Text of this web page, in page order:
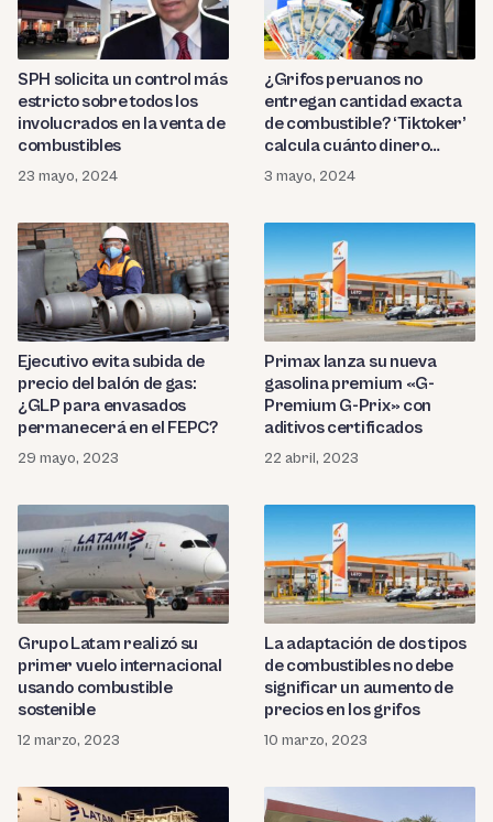
SPH solicita un control más
estricto sobre todos los
involucrados en la venta de
combustibles
23 mayo, 2024
¿Grifos peruanos no
entregan cantidad exacta
de combustible? ‘Tiktoker’
calcula cuánto dinero
estarías perdiendo
3 mayo, 2024
Ejecutivo evita subida de
precio del balón de gas:
¿GLP para envasados
permanecerá en el FEPC?
29 mayo, 2023
Primax lanza su nueva
gasolina premium «G-
Premium G-Prix» con
aditivos certificados
22 abril, 2023
Grupo Latam realizó su
primer vuelo internacional
usando combustible
sostenible
12 marzo, 2023
La adaptación de dos tipos
de combustibles no debe
significar un aumento de
precios en los grifos
10 marzo, 2023